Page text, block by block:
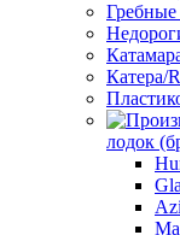
Гребные
Катера/
лодок